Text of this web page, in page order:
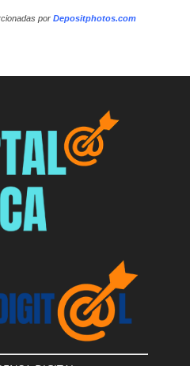
por Depositphotos.com